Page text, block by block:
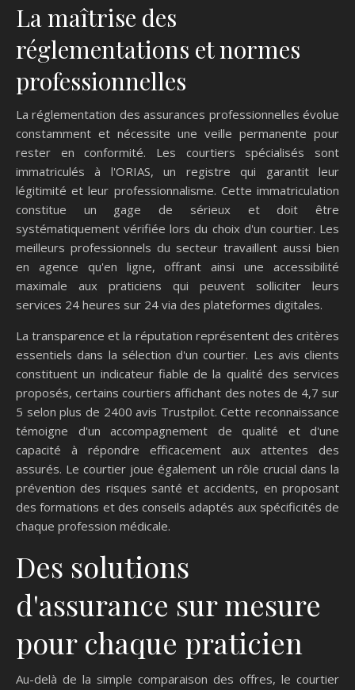
La maîtrise des
réglementations et normes
professionnelles
La réglementation des assurances professionnelles évolue
constamment et nécessite une veille permanente pour
rester en conformité. Les courtiers spécialisés sont
immatriculés à l'ORIAS, un registre qui garantit leur
légitimité et leur professionnalisme. Cette immatriculation
constitue un gage de sérieux et doit être
systématiquement vérifiée lors du choix d'un courtier. Les
meilleurs professionnels du secteur travaillent aussi bien
en agence qu'en ligne, offrant ainsi une accessibilité
maximale aux praticiens qui peuvent solliciter leurs
services 24 heures sur 24 via des plateformes digitales.
La transparence et la réputation représentent des critères
essentiels dans la sélection d'un courtier. Les avis clients
constituent un indicateur fiable de la qualité des services
proposés, certains courtiers affichant des notes de 4,7 sur
5 selon plus de 2400 avis Trustpilot. Cette reconnaissance
témoigne d'un accompagnement de qualité et d'une
capacité à répondre efficacement aux attentes des
assurés. Le courtier joue également un rôle crucial dans la
prévention des risques santé et accidents, en proposant
des formations et des conseils adaptés aux spécificités de
chaque profession médicale.
Des solutions
d'assurance sur mesure
pour chaque praticien
Au-delà de la simple comparaison des offres, le courtier